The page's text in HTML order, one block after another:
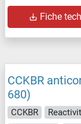
Fiche
CCKBR
680)
CCKBR